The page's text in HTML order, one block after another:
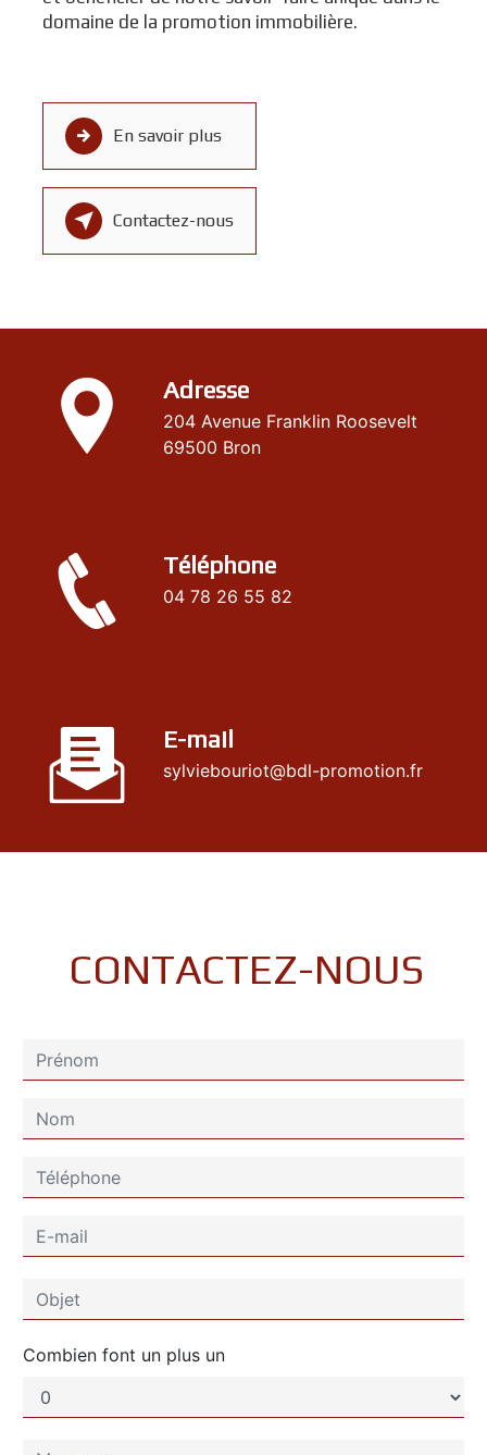
domaine de la promotion immobilière.
En savoir plus
Contactez-nous
Adresse
204 Avenue Franklin Roosevelt
69500 Bron
Téléphone
04 78 26 55 82
E-mail
sylviebouriot@bdl-promotion.fr
CONTACTEZ-NOUS
Combien font un plus un